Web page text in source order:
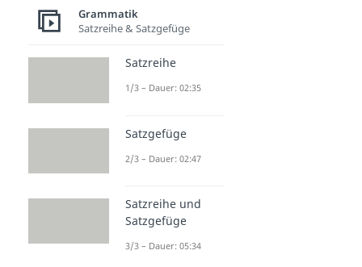
Grammatik
Satzreihe & Satzgefüge
Satzreihe
1/3 – Dauer: 02:35
Satzgefüge
2/3 – Dauer: 02:47
Satzreihe und
Satzgefüge
3/3 – Dauer: 05:34